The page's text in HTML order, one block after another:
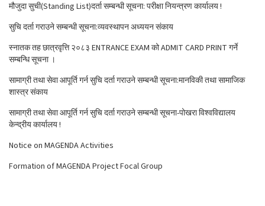
मौजुदा सुची(Standing List)दर्ता सम्बन्धी सूचना: परीक्षा नियन्त्रण कार्यालय !
सुचि दर्ता गराउने सम्बन्धी सूचना:व्यवस्थापन अध्ययन संकाय
स्नातक तह छात्रवृत्ति २०८३ ENTRANCE EXAM को ADMIT CARD PRINT गर्ने
सम्बन्धि सूचना ।
सामाग्री तथा सेवा आपूर्ति गर्न सुचि दर्ता गराउने सम्बन्धी सूचना:मानविकी तथा सामाजिक
शास्त्र संकाय
सामाग्री तथा सेवा आपूर्ति गर्न सुचि दर्ता गराउने सम्बन्धी सूचना-पोखरा विश्वविद्यालय
केन्द्रीय कार्यालय !
Notice on MAGENDA Activities
Formation of MAGENDA Project Focal Group